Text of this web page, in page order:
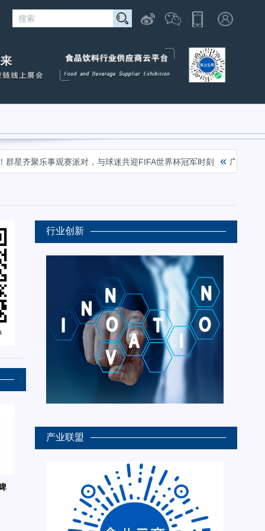
聚乐事观赛派对，与球迷共迎FIFA世界杯冠军时刻 « 广西河池酸菜
行业创新
产业联盟